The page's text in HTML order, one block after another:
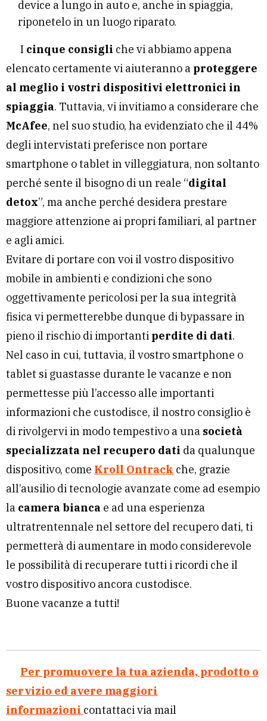
device a lungo in auto e, anche in spiaggia,
riponetelo in un luogo riparato.
I cinque consigli che vi abbiamo appena
elencato certamente vi aiuteranno a proteggere
al meglio i vostri dispositivi elettronici in
spiaggia. Tuttavia, vi invitiamo a considerare che
McAfee, nel suo studio, ha evidenziato che il 44%
degli intervistati preferisce non portare
smartphone o tablet in villeggiatura, non soltanto
perché sente il bisogno di un reale “digital
detox”, ma anche perché desidera prestare
maggiore attenzione ai propri familiari, al partner
e agli amici.
Evitare di portare con voi il vostro dispositivo
mobile in ambienti e condizioni che sono
oggettivamente pericolosi per la sua integrità
fisica vi permetterebbe dunque di bypassare in
pieno il rischio di importanti perdite di dati.
Nel caso in cui, tuttavia, il vostro smartphone o
tablet si guastasse durante le vacanze e non
permettesse più l’accesso alle importanti
informazioni che custodisce, il nostro consiglio è
di rivolgervi in modo tempestivo a una società
specializzata nel recupero dati da qualunque
dispositivo, come Kroll Ontrack che, grazie
all’ausilio di tecnologie avanzate come ad esempio
la camera bianca e ad una esperienza
ultratrentennale nel settore del recupero dati, ti
permetterà di aumentare in modo considerevole
le possibilità di recuperare tutti i ricordi che il
vostro dispositivo ancora custodisce.
Buone vacanze a tutti!
Per promuovere la tua azienda, prodotto o
servizio ed avere maggiori
informazioni contattaci via mail